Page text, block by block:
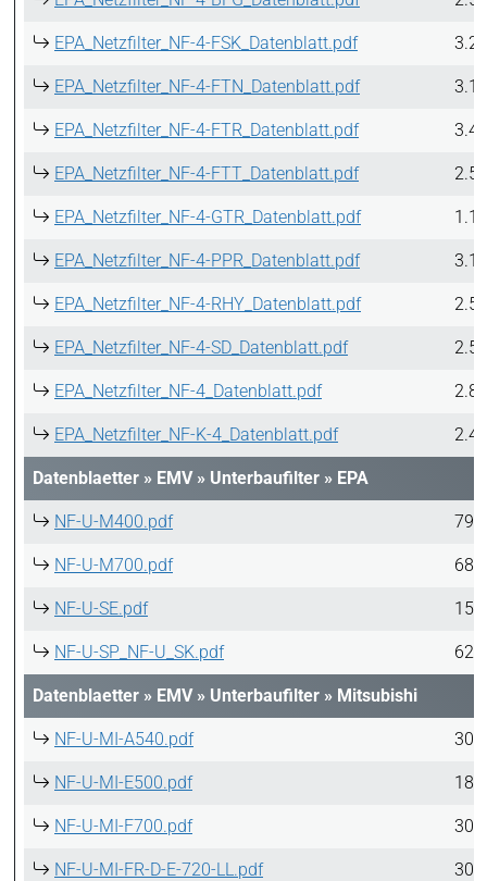
EPA_Netzfilter_NF-4-FSK_Datenblatt.pdf
EPA_Netzfilter_NF-4-FTN_Datenblatt.pdf
EPA_Netzfilter_NF-4-FTR_Datenblatt.pdf
EPA_Netzfilter_NF-4-FTT_Datenblatt.pdf
EPA_Netzfilter_NF-4-GTR_Datenblatt.pdf
EPA_Netzfilter_NF-4-PPR_Datenblatt.pdf
EPA_Netzfilter_NF-4-RHY_Datenblatt.pdf
EPA_Netzfilter_NF-4-SD_Datenblatt.pdf
EPA_Netzfilter_NF-4_Datenblatt.pdf
EPA_Netzfilter_NF-K-4_Datenblatt.pdf
Datenblaetter » EMV » Unterbaufilter » EPA
NF-U-M400.pdf
NF-U-M700.pdf
NF-U-SE.pdf
NF-U-SP_NF-U_SK.pdf
Datenblaetter » EMV » Unterbaufilter » Mitsubishi
NF-U-MI-A540.pdf
NF-U-MI-E500.pdf
NF-U-MI-F700.pdf
NF-U-MI-FR-D-E-720-LL.pdf